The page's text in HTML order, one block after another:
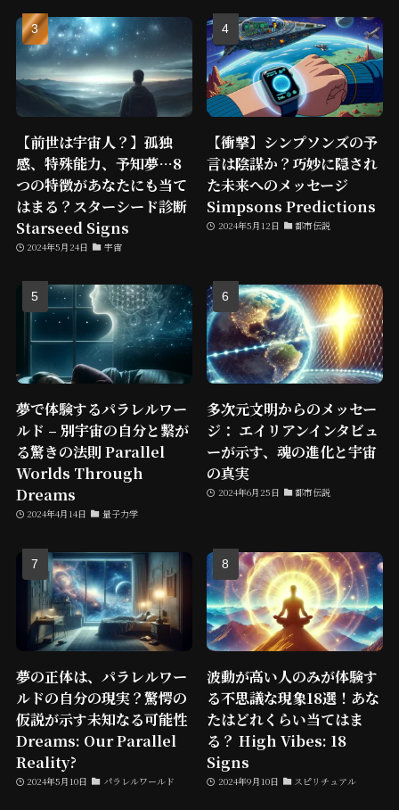
【前世は宇宙人？】孤独
感、特殊能力、予知夢…8
つの特徴があなたにも当て
はまる？スターシード診断
Starseed Signs
2024年5月24日 宇宙
【衝撃】シンプソンズの予
言は陰謀か？巧妙に隠され
た未来へのメッセージ
Simpsons Predictions
2024年5月12日 都市伝説
夢で体験するパラレルワー
ルド – 別宇宙の自分と繋が
る驚きの法則 Parallel
Worlds Through
Dreams
2024年4月14日 量子力学
多次元文明からのメッセー
ジ： エイリアンインタビュ
ーが示す、魂の進化と宇宙
の真実
2024年6月25日 都市伝説
夢の正体は、パラレルワー
ルドの自分の現実？驚愕の
仮説が示す未知なる可能性
Dreams: Our Parallel
Reality?
2024年5月10日 パラレルワールド
波動が高い人のみが体験す
る不思議な現象18選！あな
たはどれくらい当てはま
る？ High Vibes: 18
Signs
2024年9月10日 スピリチュアル